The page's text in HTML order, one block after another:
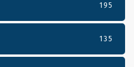
195
135